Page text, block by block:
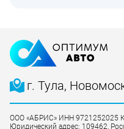
г. Тула,
ООО «АБРИС» ИНН 9721252025
Юридический адрес: 109462,